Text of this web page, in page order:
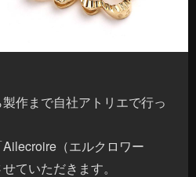
作まで自社アトリエで行っ
（エルクロワー
ていただきます。